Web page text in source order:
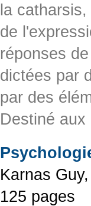
la
de
réponses
dictées par
par des
Destiné
Karnas
125 pages